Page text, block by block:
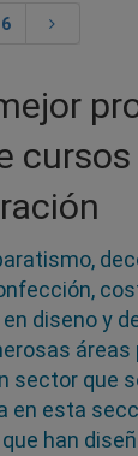
6
cursos
diseno y
áreas
sector que
en esta
han